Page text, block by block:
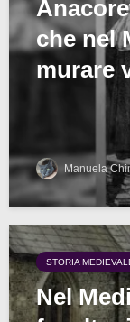
che nel
murare
Manuela
STORIA
Nel